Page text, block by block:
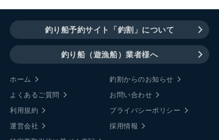
釣り船予約サイト「釣割」について
釣り船（遊漁船）業者様へ
ホーム
釣割からのお知らせ
よくあるご質問
お問い合わせ
利用規約
プライバシーポリシー
運営会社
採用情報